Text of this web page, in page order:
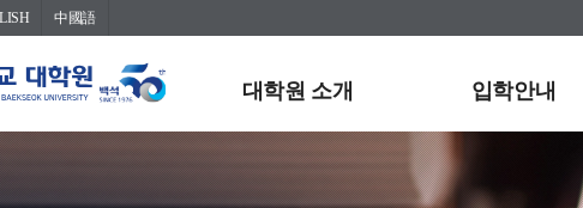
中國語
대학원 소개 입학안내